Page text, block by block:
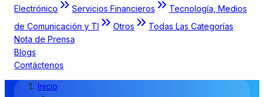
Electrónico
Servicios Financieros
Tecnología, Medios
de Comunicación y TI
Otros
Todas Las Categorías
Nota de Prensa
Blogs
Contáctenos
Inicio